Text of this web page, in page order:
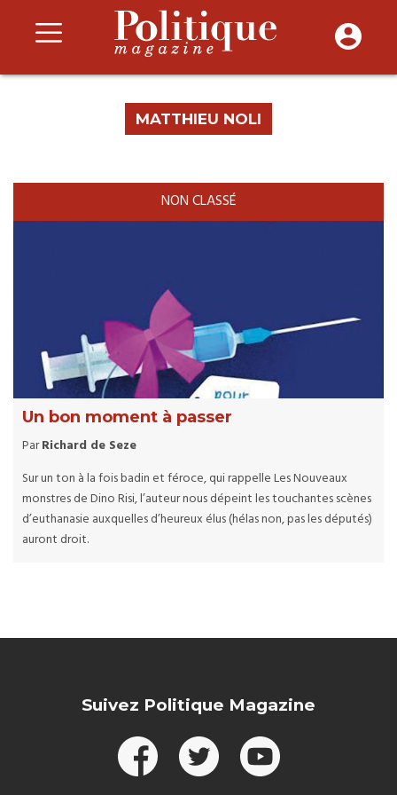
MATTHIEU NOLI
NON CLASSÉ
Un bon moment à passer
ParRichard de Seze
Sur un ton à la fois badin et féroce, qui rappelle Les Nouveaux
monstres de Dino Risi, l’auteur nous dépeint les touchantes scènes
d’euthanasie auxquelles d’heureux élus (hélas non, pas les députés)
auront droit.
Suivez Politique Magazine